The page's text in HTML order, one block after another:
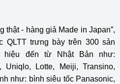
thật - hàng giả Made in Japan”,
QLTT trưng bày trên 300 sản
hiệu đến từ Nhật Bản như:
Uniqlo, Lotte, Meiji, Transino,
như: bình siêu tốc Panasonic,